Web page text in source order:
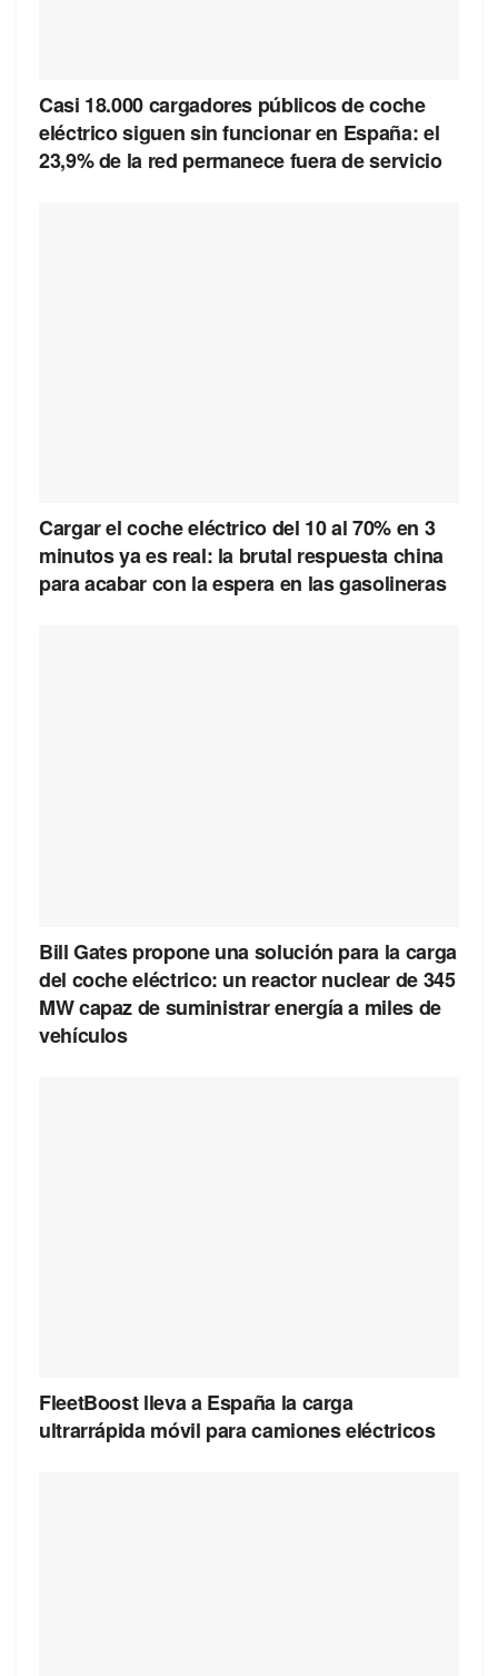
Casi 18.000 cargadores públicos de coche
eléctrico siguen sin funcionar en España: el
23,9% de la red permanece fuera de servicio
Cargar el coche eléctrico del 10 al 70% en 3
minutos ya es real: la brutal respuesta china
para acabar con la espera en las gasolineras
Bill Gates propone una solución para la carga
del coche eléctrico: un reactor nuclear de 345
MW capaz de suministrar energía a miles de
vehículos
FleetBoost lleva a España la carga
ultrarrápida móvil para camiones eléctricos